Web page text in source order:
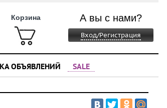
Корзина А вы с нами?
Вход/Регистрация
ОБЪЯВЛЕНИЙ SALE